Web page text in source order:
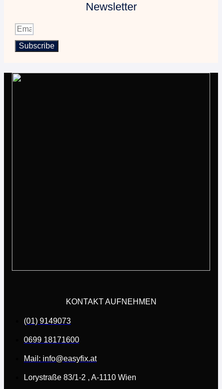
Newsletter
Subscribe
KONTAKT AUFNEHMEN
(01) 9149073
0699 18171600
Mail: info@easyfix.at
Lorystraße 83/1-2 , A-1110 Wien